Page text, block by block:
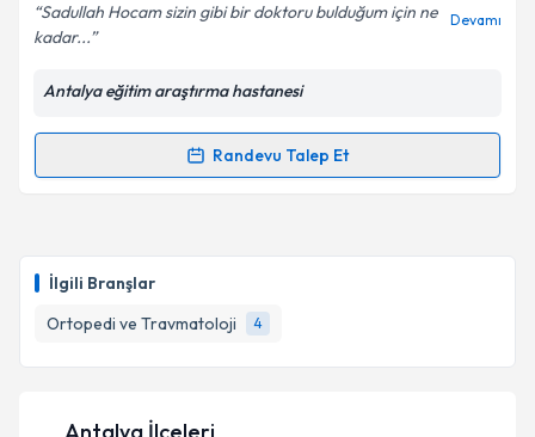
İlgili Branşlar
Ortopedi ve Travmatoloji
4
kapsamda işlenmesini kabul ediyorum.
Takvim Talebini Gönder
Sadullah Hocam sizin gibi bir doktoru bulduğum için ne
kadar...
Devamı
Antalya eğitim araştırma hastanesi
Randevu Talep Et
Randevu Takvimi Talebi
takvim hazırlandığında e-posta ile bilgilendireceğiz.